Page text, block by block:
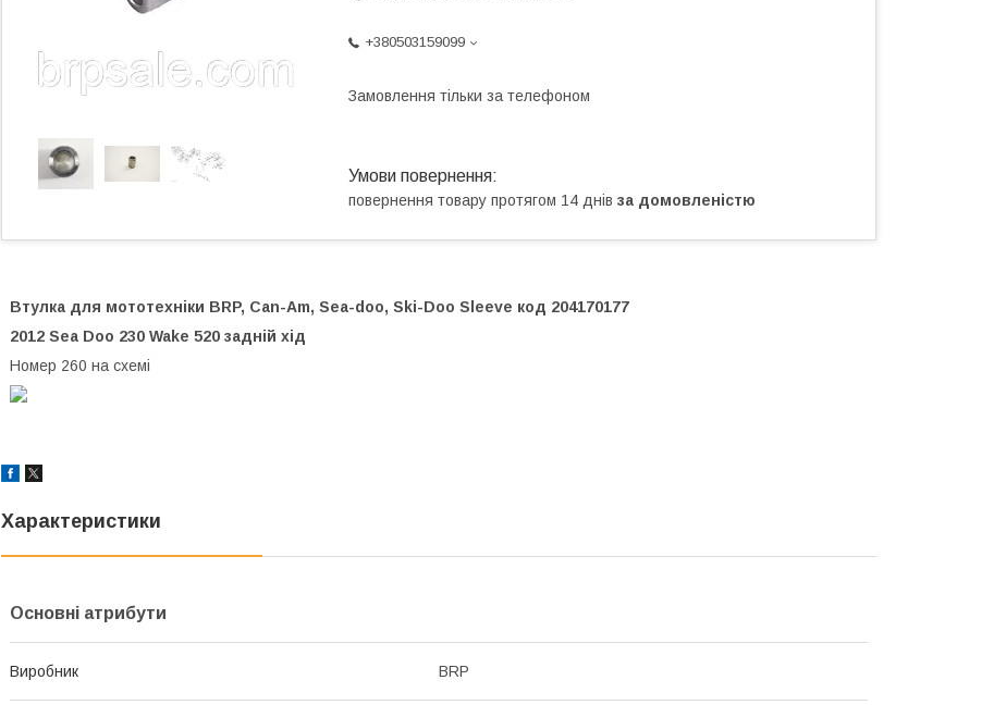
+380503159099
Замовлення тільки за телефоном
повернення товару протягом 14 днів за домовленістю
Втулка для мототехніки BRP, Can-Am, Sea-doo, Ski-Doo Sleeve код 204170177
2012 Sea Doo 230 Wake 520 задній хід
Номер 260 на схемі
Характеристики
Основні атрибути
Виробник BRP